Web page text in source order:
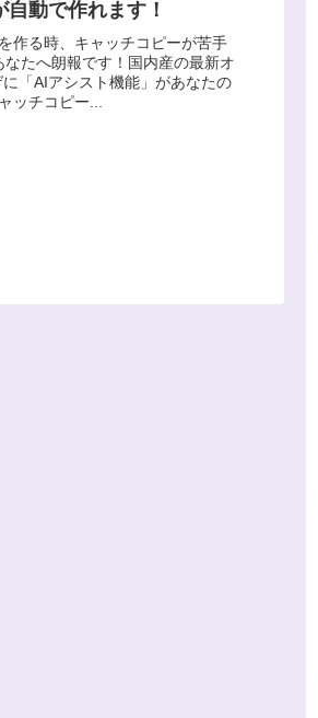
動で作れます！
作る時、キャッチコピーが苦手
たへ朗報です！国内産の最新オ
「AIアシスト機能」があなたの
ッチコピー...